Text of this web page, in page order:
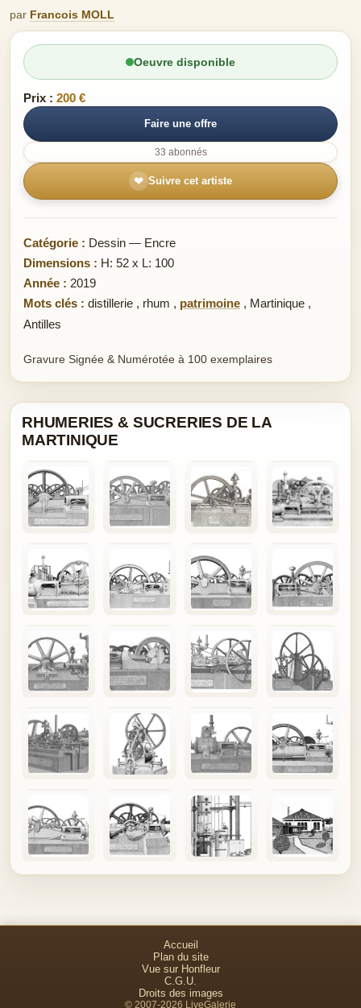
par Francois MOLL
Oeuvre disponible
Prix : 200 €
Faire une offre
33 abonnés
❤ Suivre cet artiste
Catégorie : Dessin — Encre
Dimensions : H: 52 x L: 100
Année : 2019
Mots clés : distillerie , rhum , patrimoine , Martinique ,
Antilles
Gravure Signée & Numérotée à 100 exemplaires
RHUMERIES & SUCRERIES DE LA
MARTINIQUE
Accueil
Plan du site
Vue sur Honfleur
C.G.U.
Droits des images
© 2007-2026 LiveGalerie